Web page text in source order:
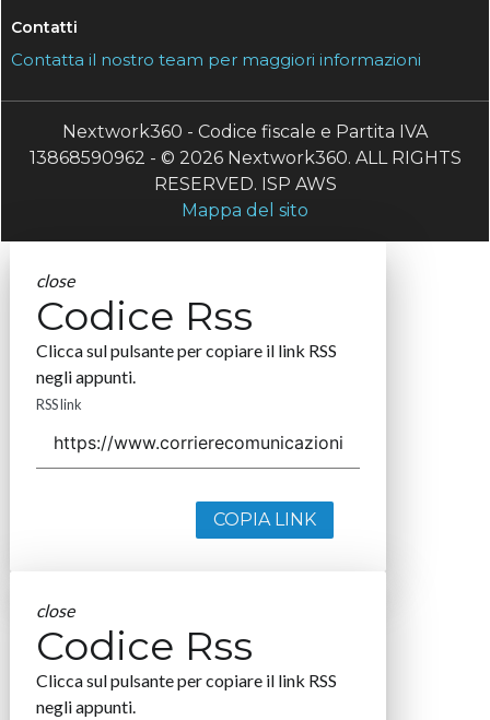
Contatti
Contatta il nostro team per maggiori informazioni
Nextwork360 - Codice fiscale e Partita IVA
13868590962 - © 2026 Nextwork360. ALL RIGHTS
RESERVED. ISP AWS
Mappa del sito
close
Codice Rss
Clicca sul pulsante per copiare il link RSS
negli appunti.
RSS link
COPIA LINK
close
Codice Rss
Clicca sul pulsante per copiare il link RSS
negli appunti.